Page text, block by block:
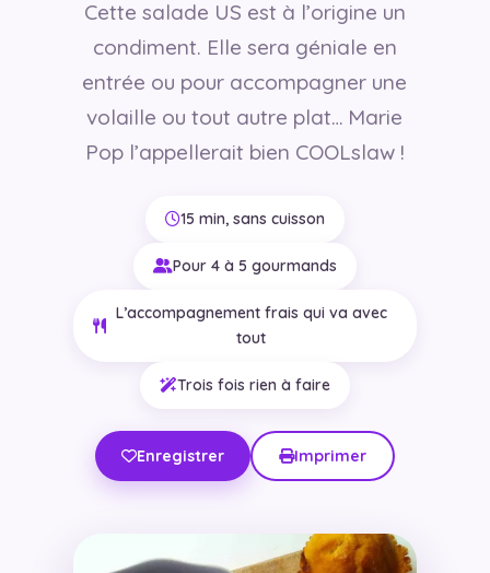
Cette salade US est à l’origine un
condiment. Elle sera géniale en
entrée ou pour accompagner une
volaille ou tout autre plat… Marie
Pop l’appellerait bien COOLslaw !
15 min, sans cuisson
Pour 4 à 5 gourmands
L’accompagnement frais qui va avec
tout
Trois fois rien à faire
Enregistrer Imprimer